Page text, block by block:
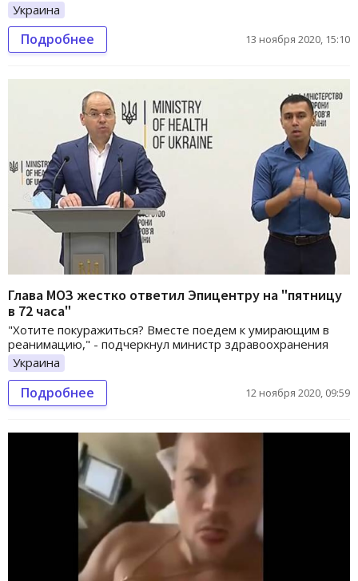
Украина
Подробнее 13 ноября 2020, 15:10
Глава МОЗ жестко ответил Эпицентру на "пятницу
в 72 часа"
"Хотите покуражиться? Вместе поедем к умирающим в
реанимацию," - подчеркнул министр здравоохранения
Украина
Подробнее 12 ноября 2020, 09:59